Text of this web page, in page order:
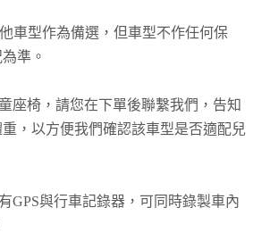
車型作為備選，但車型不作任何保
準。
座椅，請您在下單後聯繫我們，告知
，以方便我們確認該車型是否適配兒
GPS與行車記錄器，可同時錄製車內